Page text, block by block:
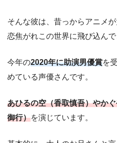
そんな彼は、昔っからアニメ
恋焦がれこの世界に飛び込んで
今年の2020年に助演男優賞を
めている声優さんです。
あひるの空（香取慎吾）やか
御行）を演じています。